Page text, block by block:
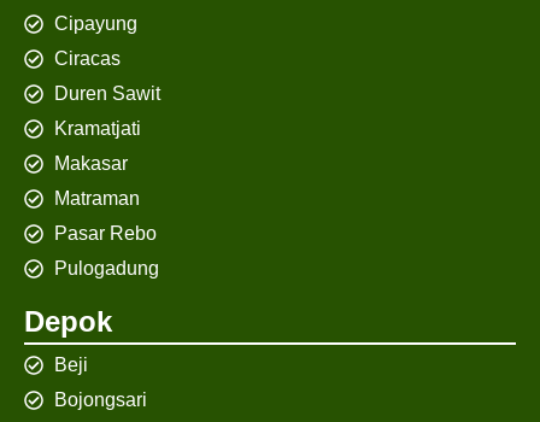
Cipayung
Ciracas
Duren Sawit
Kramatjati
Makasar
Matraman
Pasar Rebo
Pulogadung
Depok
Beji
Bojongsari